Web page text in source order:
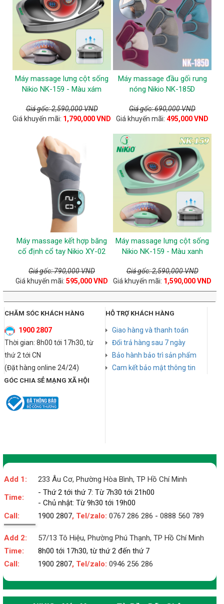
Máy massage lưng cột sống
Nikio NK-159 - Màu xám
Giá gốc: 2,590,000 VND
Giá khuyến mãi: 1,790,000 VND
Máy massage đầu gối rung
nóng Nikio NK-185D
Giá gốc: 690,000 VND
Giá khuyến mãi: 495,000 VND
Máy massage kết hợp băng
cố định cổ tay Nikio XY-02
Giá gốc: 790,000 VND
Giá khuyến mãi: 595,000 VND
Máy massage lưng cột sống
Nikio NK-159 - Màu xanh
Giá gốc: 2,590,000 VND
Giá khuyến mãi: 1,590,000 VND
CHĂM SÓC KHÁCH HÀNG
1900 2807
Thời gian: 8h00 tới 17h30, từ
thứ 2 tới CN
(Đặt hàng online 24/24)
HỖ TRỢ KHÁCH HÀNG
Giao hàng và thanh toán
Đổi trả hàng sau 7 ngày
Bảo hành bảo trì sản phẩm
Cam kết bảo mật thông tin
GÓC CHIA SẺ MẠNG XÃ HỘI
Add 1: 233 Âu Cơ, Phường Hòa Bình, TP Hồ Chí Minh
Time:
- Thứ 2 tới thứ 7: Từ 7h30 tới 21h00
- Chủ nhật: Từ 9h30 tới 19h00
Call:
1900 2807, Tel/zalo: 0767 286 286 - 0888 560 789
Add 2:
57/13 Tô Hiệu, Phường Phú Thạnh, TP Hồ Chí Minh
Time:
8h00 tới 17h30, từ thứ 2 đến thứ 7
Call:
1900 2807, Tel/zalo: 0946 256 286